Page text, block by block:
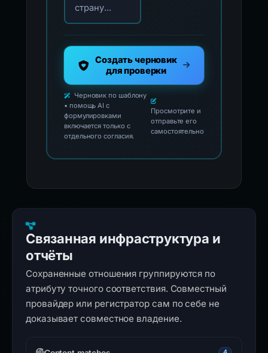
страну...
Создать черновик
для проверки
Черновик по шаблону
• помощь AI с
формулировками
включается только с
отдельного согласия.
Просмотрите и
отправьте его
самостоятельно
Связанная инфраструктура и
отчёты
Сохраненные отношения группируются по
атрибуту точного соответствия. Совместный
провайдер или регистратор сам по себе не
доказывает совместное владение.